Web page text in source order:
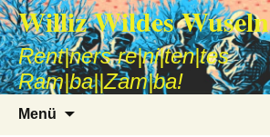
Williz Wildes Wuseln
Rent|ners re|ni|ten|tes
Ram|ba||Zam|ba!
Menü